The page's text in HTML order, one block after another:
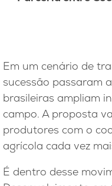
Em um cenário de
sucessão passaram
brasileiras ampliam
campo. A proposta
produtores com o
agrícola cada vez
É dentro desse